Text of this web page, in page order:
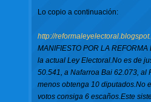
Lo copio a continuación:
http://
MANIFIESTO POR LA
la actual Ley Electoral.No es de
50.541, a Nafarroa Bai 62.073, al
menos obtenga 10 diputados.No
votos consiga 6 escaños.Este